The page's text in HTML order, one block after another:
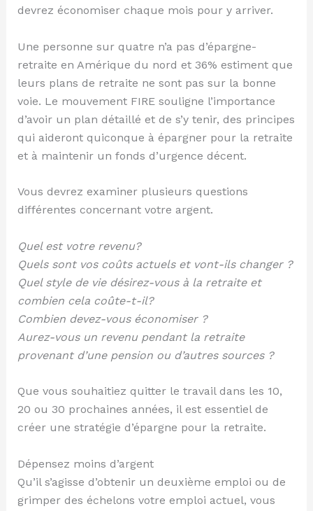
devrez économiser chaque mois pour y arriver.
Une personne sur quatre n’a pas d’épargne-
retraite en Amérique du nord et 36% estiment que
leurs plans de retraite ne sont pas sur la bonne
voie. Le mouvement FIRE souligne l’importance
d’avoir un plan détaillé et de s’y tenir, des principes
qui aideront quiconque à épargner pour la retraite
et à maintenir un fonds d’urgence décent.
Vous devrez examiner plusieurs questions
différentes concernant votre argent.
Quel est votre revenu?
Quels sont vos coûts actuels et vont-ils changer ?
Quel style de vie désirez-vous à la retraite et
combien cela coûte-t-il?
Combien devez-vous économiser ?
Aurez-vous un revenu pendant la retraite
provenant d’une pension ou d’autres sources ?
Que vous souhaitiez quitter le travail dans les 10,
20 ou 30 prochaines années, il est essentiel de
créer une stratégie d’épargne pour la retraite.
Dépensez moins d’argent
Qu’il s’agisse d’obtenir un deuxième emploi ou de
grimper des échelons votre emploi actuel, vous